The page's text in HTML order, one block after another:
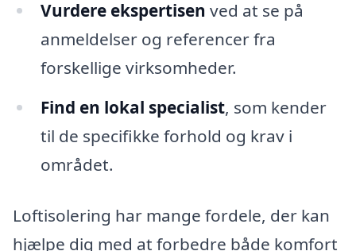
Vurdere ekspertisen ved at se på
anmeldelser og referencer fra
forskellige virksomheder.
Find en lokal specialist, som kender
til de specifikke forhold og krav i
området.
Loftisolering har mange fordele, der kan
hjælpe dig med at forbedre både komfort